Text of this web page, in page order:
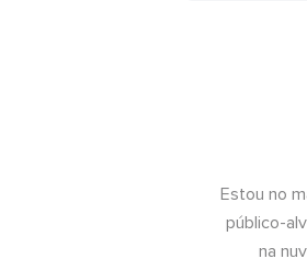
Estou no
público-
na